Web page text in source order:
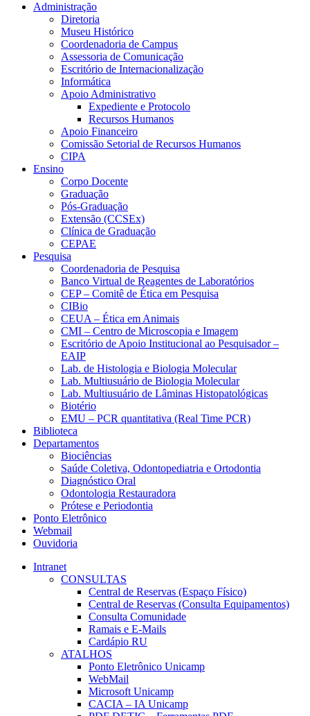
Administração
Diretoria
Museu Histórico
Coordenadoria de Campus
Assessoria de Comunicação
Escritório de Internacionalização
Informática
Apoio Administrativo
Expediente e Protocolo
Recursos Humanos
Apoio Financeiro
Comissão Setorial de Recursos Humanos
CIPA
Ensino
Corpo Docente
Graduação
Pós-Graduação
Extensão (CCSEx)
Clínica de Graduação
CEPAE
Pesquisa
Coordenadoria de Pesquisa
Banco Virtual de Reagentes de Laboratórios
CEP – Comitê de Ética em Pesquisa
CIBio
CEUA – Ética em Animais
CMI – Centro de Microscopia e Imagem
Escritório de Apoio Institucional ao Pesquisador –
EAIP
Lab. de Histologia e Biologia Molecular
Lab. Multiusuário de Biologia Molecular
Lab. Multiusuário de Lâminas Histopatológicas
Biotério
EMU – PCR quantitativa (Real Time PCR)
Biblioteca
Departamentos
Biociências
Saúde Coletiva, Odontopediatria e Ortodontia
Diagnóstico Oral
Odontologia Restauradora
Prótese e Periodontia
Ponto Eletrônico
Webmail
Ouvidoria
Intranet
CONSULTAS
Central de Reservas (Espaço Físico)
Central de Reservas (Consulta Equipamentos)
Consulta Comunidade
Ramais e E-Mails
Cardápio RU
ATALHOS
Ponto Eletrônico Unicamp
WebMail
Microsoft Unicamp
CACIA – IA Unicamp